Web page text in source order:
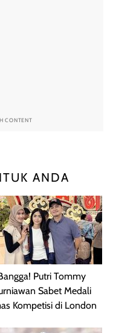
CONTENT
ANDA
Putri Tommy
Sabet Medali
Kompetisi di London